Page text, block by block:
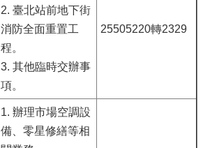
2. 臺北站前地下街
消防全面重置工
程。
3. 其他臨時交辦事
項。
25505220轉2329
1. 辦理市場空調設
備、零星修繕等相